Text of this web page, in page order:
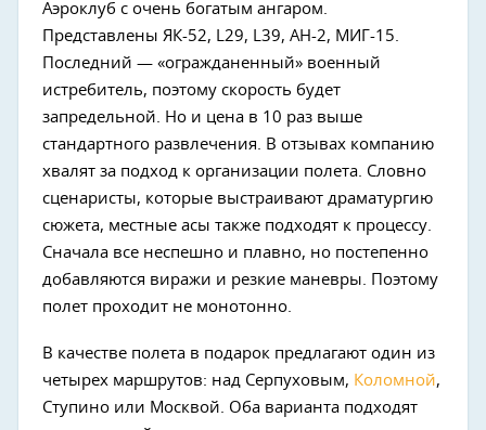
Аэроклуб с очень богатым ангаром.
Представлены ЯК-52, L29, L39, АН-2, МИГ-15.
Последний — «огражданенный» военный
истребитель, поэтому скорость будет
запредельной. Но и цена в 10 раз выше
стандартного развлечения. В отзывах компанию
хвалят за подход к организации полета. Словно
сценаристы, которые выстраивают драматургию
сюжета, местные асы также подходят к процессу.
Сначала все неспешно и плавно, но постепенно
добавляются виражи и резкие маневры. Поэтому
полет проходит не монотонно.
В качестве полета в подарок предлагают один из
четырех маршрутов: над Серпуховым, Коломной,
Ступино или Москвой. Оба варианта подходят